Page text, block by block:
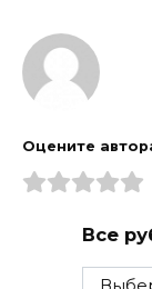
Оцените
Все
Все